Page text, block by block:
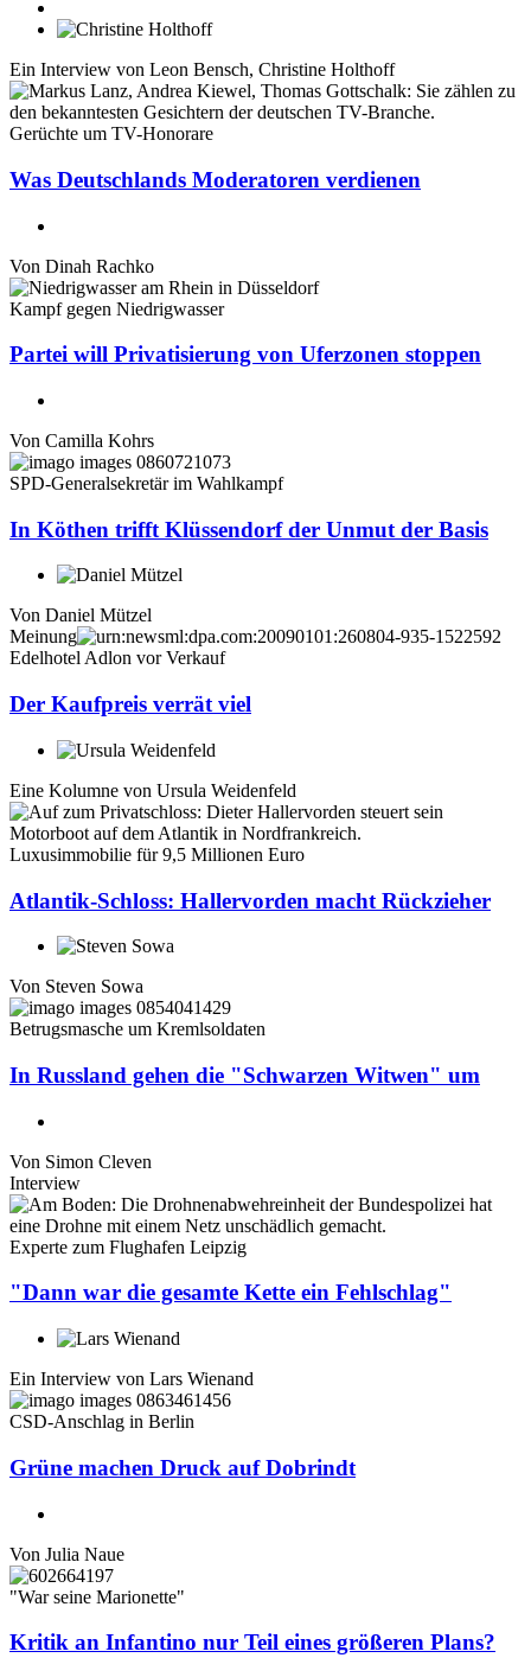
Ein Interview von Leon Bensch, Christine Holthoff
Gerüchte um TV-Honorare
Was Deutschlands Moderatoren verdienen
Von Dinah Rachko
Kampf gegen Niedrigwasser
Partei will Privatisierung von Uferzonen stoppen
Von Camilla Kohrs
SPD-Generalsekretär im Wahlkampf
In Köthen trifft Klüssendorf der Unmut der Basis
Von Daniel Mützel
Meinung
Edelhotel Adlon vor Verkauf
Der Kaufpreis verrät viel
Eine Kolumne von Ursula Weidenfeld
Luxusimmobilie für 9,5 Millionen Euro
Atlantik-Schloss: Hallervorden macht Rückzieher
Von Steven Sowa
Betrugsmasche um Kremlsoldaten
In Russland gehen die "Schwarzen Witwen" um
Von Simon Cleven
Interview
Experte zum Flughafen Leipzig
"Dann war die gesamte Kette ein Fehlschlag"
Ein Interview von Lars Wienand
CSD-Anschlag in Berlin
Grüne machen Druck auf Dobrindt
Von Julia Naue
"War seine Marionette"
Kritik an Infantino nur Teil eines größeren Plans?